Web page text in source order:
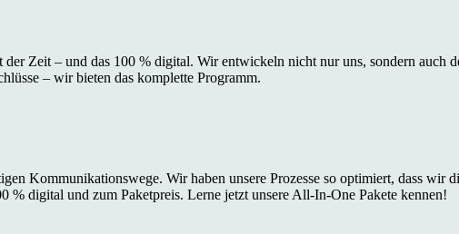
Zeit – und das 100 % digital. Wir entwickeln nicht nur uns, sondern auch
– wir bieten das komplette Programm.
Kommunikationswege. Wir haben unsere Prozesse so optimiert, dass wir
% digital und zum Paketpreis. Lerne jetzt unsere All-In-One Pakete kennen!